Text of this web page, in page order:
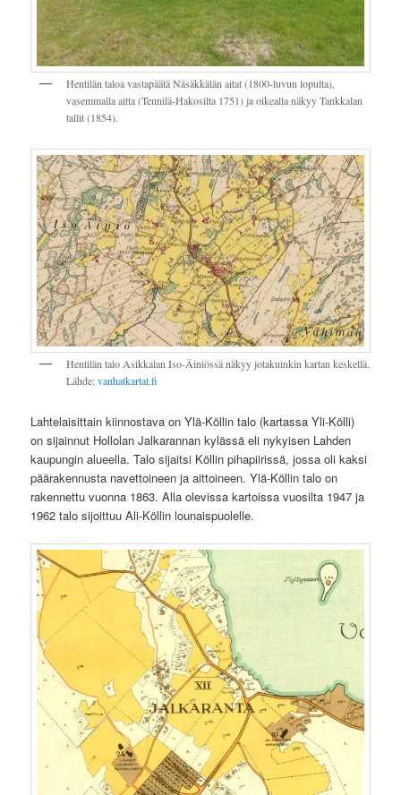
Hentilän taloa vastapäätä Näsäkkälän aitat (1800-luvun lopulta),
vasemmalla aitta (Tennilä-Hakosilta 1751) ja oikealla näkyy Tankkalan
tallit (1854).
Hentilän talo Asikkalan Iso-Äiniössä näkyy jotakuinkin kartan keskellä.
Lähde:vanhatkartat.fi
Lahtelaisittain kiinnostava on Ylä-Köllin talo (kartassa Yli-Kölli)
on sijainnut Hollolan Jalkarannan kylässä eli nykyisen Lahden
kaupungin alueella. Talo sijaitsi Köllin pihapiirissä, jossa oli kaksi
päärakennusta navettoineen ja aittoineen. Ylä-Köllin talo on
rakennettu vuonna 1863. Alla olevissa kartoissa vuosilta 1947 ja
1962 talo sijoittuu Ali-Köllin lounaispuolelle.